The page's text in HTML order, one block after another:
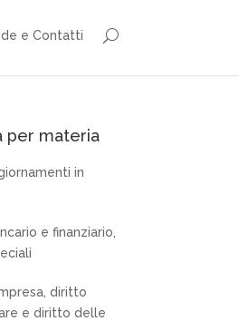
e Contatti
per materia
in
e finanziario,
diritto
e diritto delle